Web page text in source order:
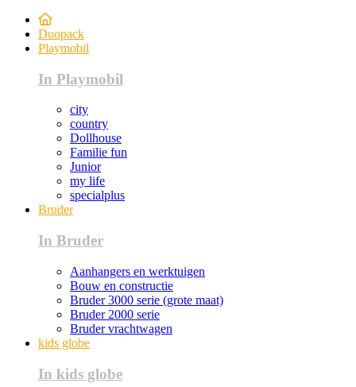
Duopack
Playmobil
In Playmobil
city
country
Dollhouse
Familie fun
Junior
my life
specialplus
Bruder
In Bruder
Aanhangers en werktuigen
Bouw en constructie
Bruder 3000 serie (grote maat)
Bruder 2000 serie
Bruder vrachtwagen
kids globe
In kids globe